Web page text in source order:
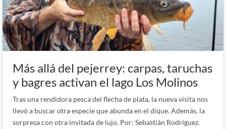
Más allá del pejerrey: carpas, taruchas
y bagres activan el lago Los Molinos
Tras una rendidora pesca del flecha de plata, la nueva visita nos
llevó a buscar otra especie que abunda en el dique. Además, la
sorpresa con otra invitada de lujo. Por: Sebastián Rodríguez.